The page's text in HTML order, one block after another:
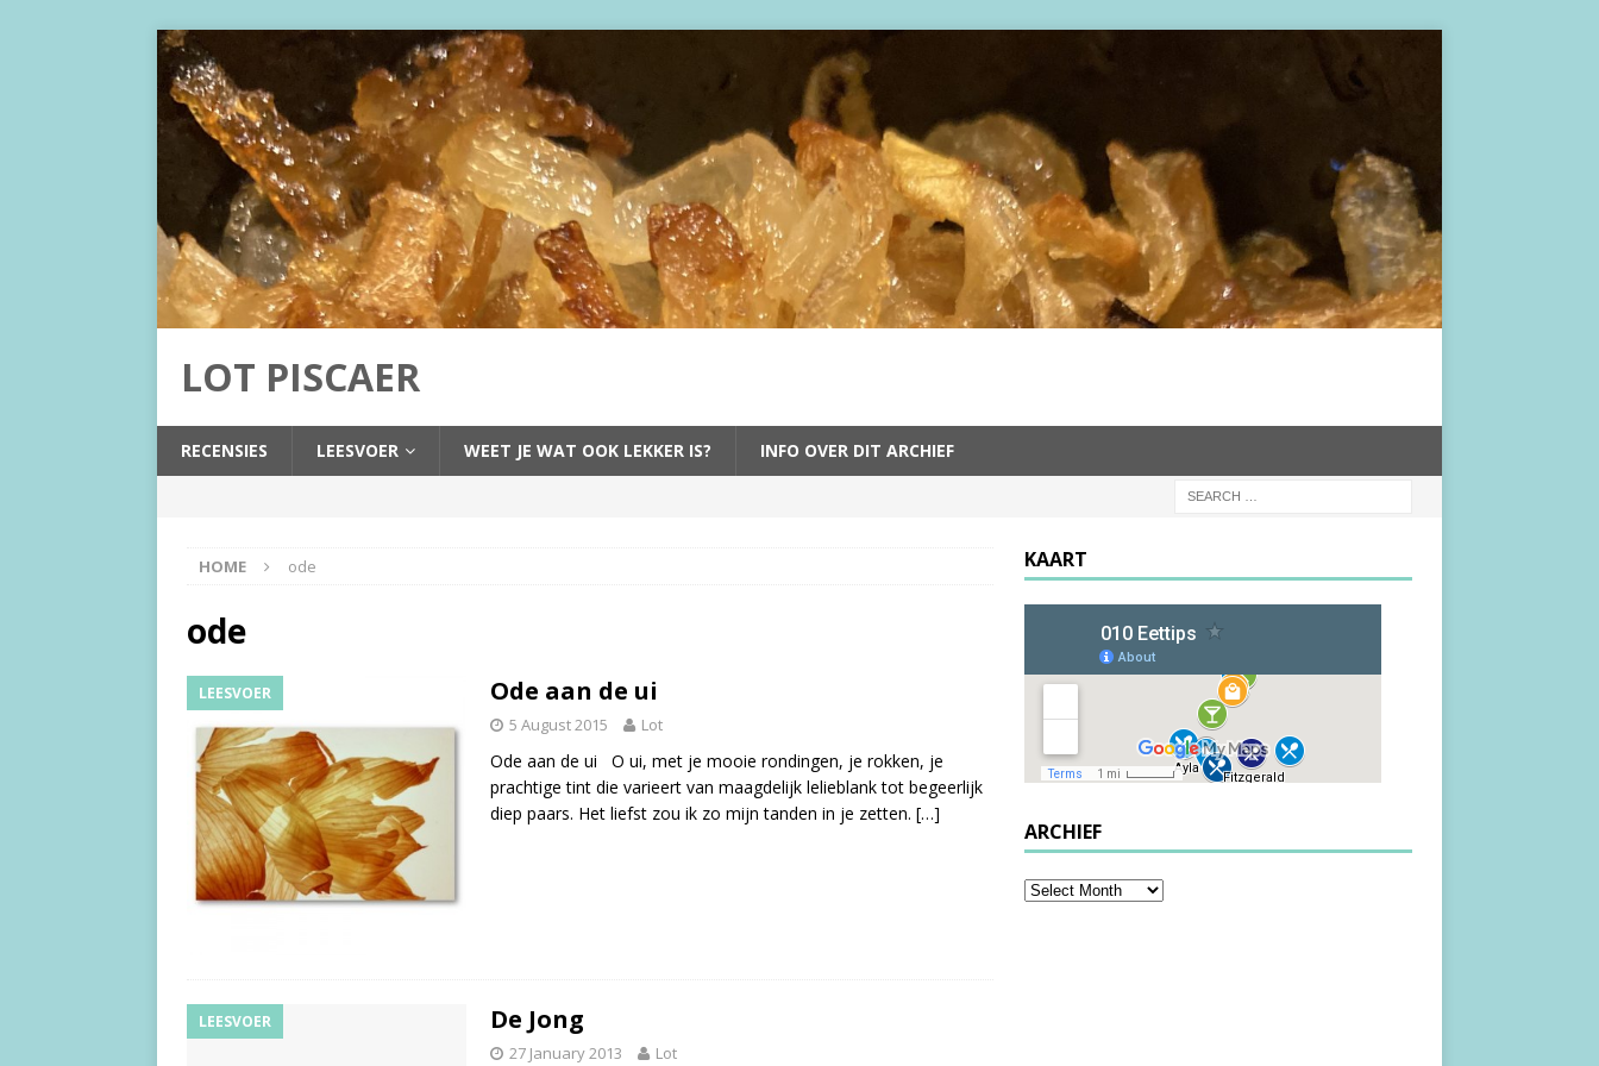
LOT PISCAER
RECENSIES LEESVOER WEET JE WAT OOK LEKKER IS? INFO OVER DIT ARCHIEF
HOME ode
ode
LEESVOER Ode aan de ui
5 August 2015 Lot
Ode aan de ui O ui, met je mooie rondingen, je rokken, je
prachtige tint die varieert van maagdelijk lelieblank tot begeerlijk
diep paars. Het liefst zou ik zo mijn tanden in je zetten. […]
LEESVOER De Jong
27 January 2013 Lot
KAART
ARCHIEF